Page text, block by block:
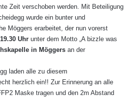
Zeit verschoben werden. Mit Beteiligung
wurde ein bunter und
Möggers erarbeitet, der nun vorerst
Uhr unter dem Motto „A bizzle was
in Möggers an der
laden alle zu diesem
herzlich ein!! Zur Erinnerung an alle
Maske tragen und den 2m Abstand